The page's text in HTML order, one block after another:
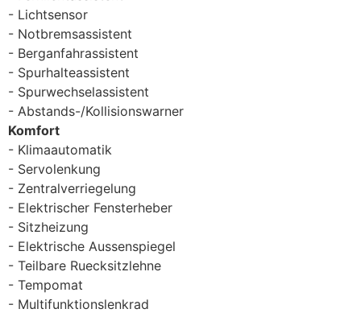
Lichtsensor
Notbremsassistent
Berganfahrassistent
Spurhalteassistent
Spurwechselassistent
Abstands-/Kollisionswarner
Komfort
Klimaautomatik
Servolenkung
Zentralverriegelung
Elektrischer Fensterheber
Sitzheizung
Elektrische Aussenspiegel
Teilbare Ruecksitzlehne
Tempomat
Multifunktionslenkrad